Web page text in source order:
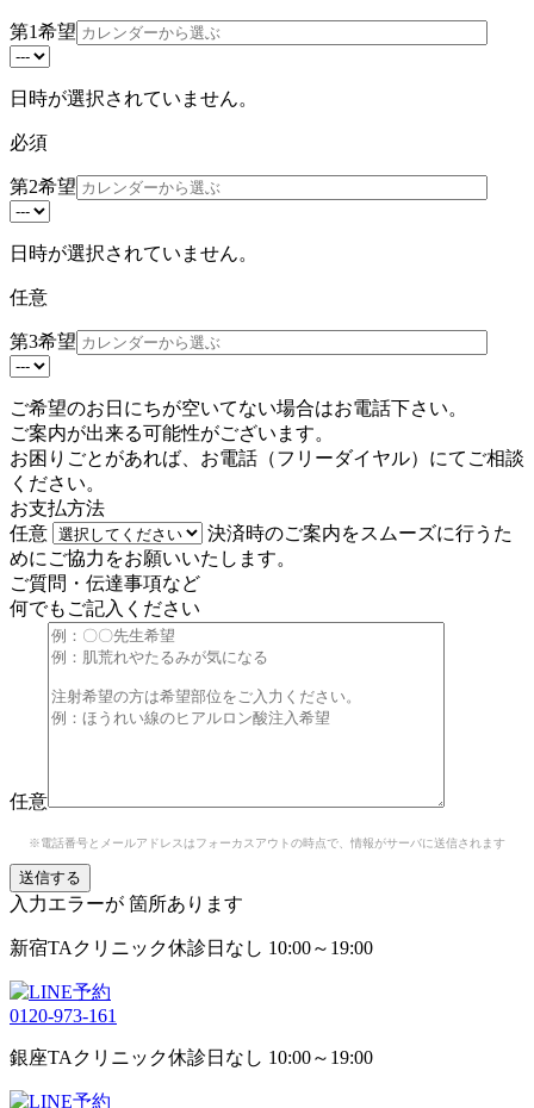
第1希望
日時が選択されていません。
必須
第2希望
日時が選択されていません。
任意
第3希望
ご希望のお日にちが空いてない場合はお電話下さい。
ご案内が出来る可能性がございます。
お困りごとがあれば、お電話（フリーダイヤル）にてご相談
ください。
お支払方法
任意
決済時のご案内をスムーズに行うた
めにご協力をお願いいたします。
ご質問・伝達事項など
何でもご記入ください
任意
※電話番号とメールアドレスはフォーカスアウトの時点で、情報がサーバに送信されます
入力エラーが 箇所あります
新宿TAクリニック休診日なし 10:00～19:00
0120-973-161
銀座TAクリニック休診日なし 10:00～19:00